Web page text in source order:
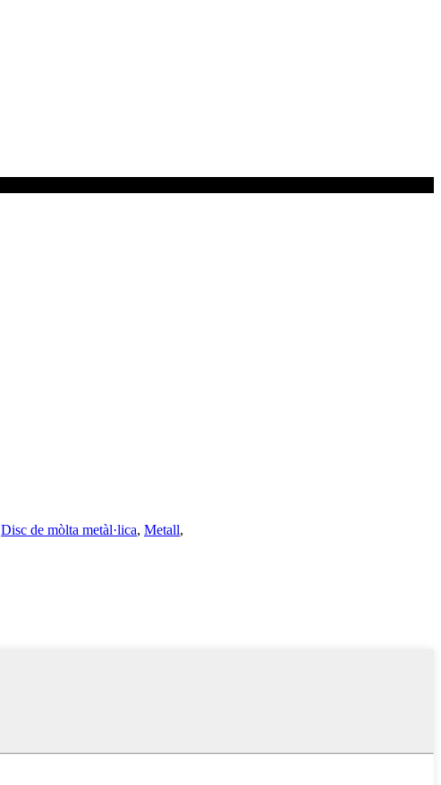
Disc de mòlta metàl·lica, Metall,